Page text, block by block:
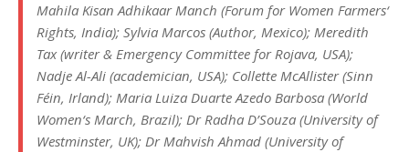
Mahila Kisan Adhikaar Manch (Forum for Women Farmers‘
Rights, India); Sylvia Marcos (Author, Mexico); Meredith
Tax (writer & Emergency Committee for Rojava, USA);
Nadje Al-Ali (academician, USA); Collette McAllister (Sinn
Féin, Irland); Maria Luiza Duarte Azedo Barbosa (World
Women‘s March, Brazil); Dr Radha D’Souza (University of
Westminster, UK); Dr Mahvish Ahmad (University of